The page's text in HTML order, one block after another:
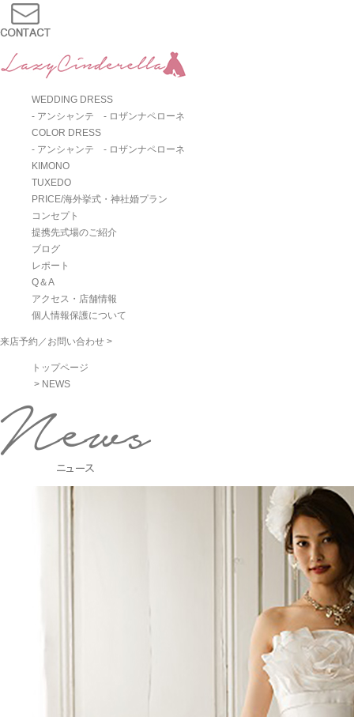
WEDDING DRESS
- アンシャンテ
- ロザンナペローネ
COLOR DRESS
- アンシャンテ
- ロザンナペローネ
KIMONO
TUXEDO
PRICE/海外挙式・神社婚プラン
コンセプト
提携先式場のご紹介
ブログ
レポート
Q＆A
アクセス・店舗情報
個人情報保護について
来店予約／お問い合わせ >
トップページ
> NEWS